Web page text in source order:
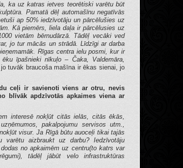
ka uz katras ietves teorētiski varētu būt
Pamatā dēļ automašīnu negatīvās
ap 50% iedzīvotāju un pārcēlušies uz
Kā piemērs, liela daļa ir pārcēlusies uz
vietām bērnudārzā. Tādēļ vecāki ved
jo tur mācās un strādā. Līdzīgi ar darba
Rīgas centra ielu posmi, kur ir
īpašnieki nīkuļo – Čaka, Valdemāra,
tuvāk braucoša mašīna ir ēkas sienai, jo
ceļi ir savienoti viens ar otru, nevis
blīvāk apdzīvotās apkaimes viena ar
interesē nokļūt citās ielās, citās ēkās,
pakalpojumu servisos utm.,
visur. Ja Rīgā būtu auoceļi tikai tajās
varētu aizbraukt uz darbu? Iedzīvotāju
no apkaimēm uz centru(to katrs var
tādēļ jābūt velo infrastruktūras